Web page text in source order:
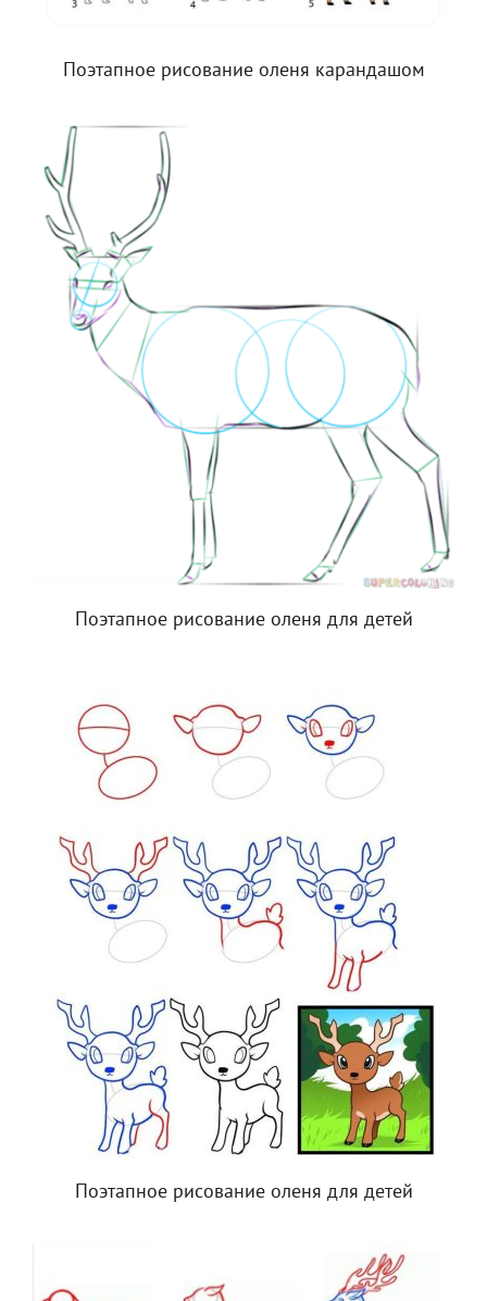
Поэтапное рисование оленя карандашом
Поэтапное рисование оленя для детей
Поэтапное рисование оленя для детей